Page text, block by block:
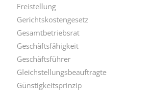
Freistellung
Gerichtskostengesetz
Gesamtbetriebsrat
Geschäftsfähigkeit
Geschäftsführer
Gleichstellungsbeauftragte
Günstigkeitsprinzip